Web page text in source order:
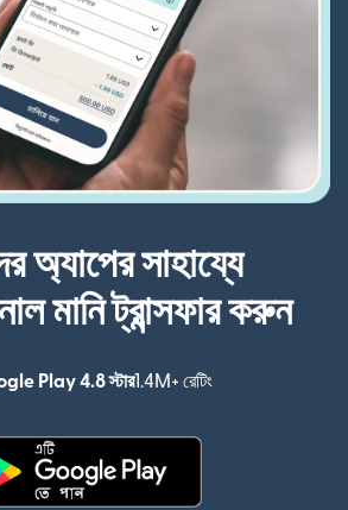
অ্যাপের সাহায্যে
মানি ট্রান্সফার করুন
Play 4.8 স্টার1.4M+ রেটিং